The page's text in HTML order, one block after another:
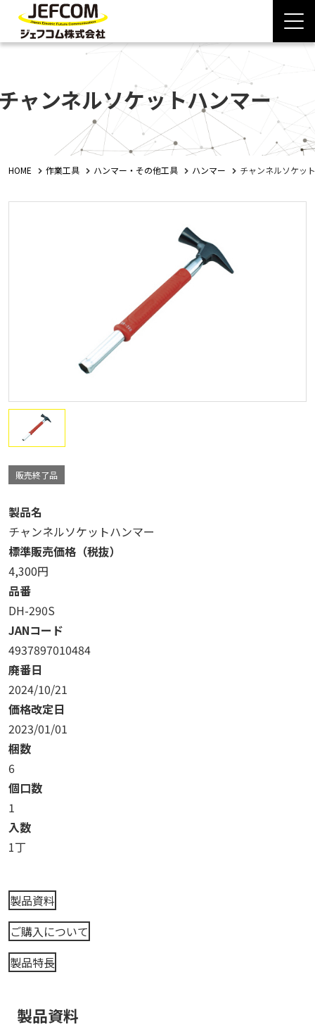
ャンネルソケットハンマー
HOME 作業工具 ハンマー・その他工具 ハンマー チャンネルソケッ
販売終了品
製品名
チャンネルソケットハンマー
標準販売価格（税抜）
4,300円
品番
DH-290S
JANコード
4937897010484
廃番日
2024/10/21
価格改定日
2023/01/01
梱数
6
個口数
1
入数
1丁
製品資料
ご購入について
製品特長
製品資料